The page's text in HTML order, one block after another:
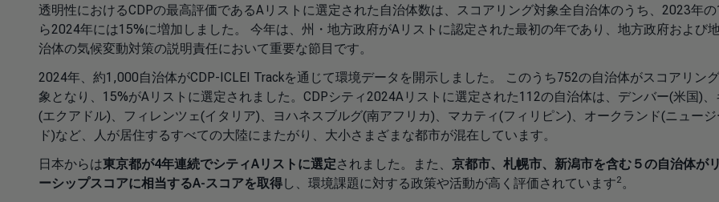
透明性におけるCDPの最高評価であるAリストに選定された自治体数は、スコアリング対象全自治体のうち、2023年
ら2024年には15%に増加しました。 今年は、州・地方政府がAリストに認定された最初の年であり、地方政府および
治体の気候変動対策の説明責任において重要な節目です。
2024年、約1,000自治体がCDP-ICLEI Trackを通じて環境データを開示しました。 このうち752の自治体がスコアリン
象となり、15%がAリストに選定されました。CDPシティ2024Aリストに選定された112の自治体は、デンバー(米国)、
(エクアドル)、フィレンツェ(イタリア)、ヨハネスブルグ(南アフリカ)、マカティ(フィリピン)、オークランド(ニュー
ド)など、人が居住するすべての大陸にまたがり、大小さまざまな都市が混在しています。
日本からは東京都が4年連続でシティAリストに選定されました。また、 京都市、札幌市、新潟市を含む５の自治体が
ーシップスコアに相当するA-スコアを取得し、環境課題に対する政策や活動が高く評価されています2。